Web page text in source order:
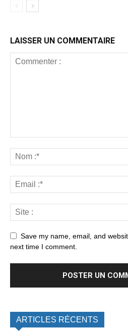
LAISSER UN COMMENTAIRE
Save my name, email, and
next time I comment.
ARTICLES RÉCENTS